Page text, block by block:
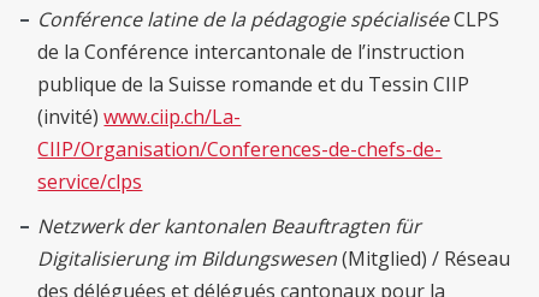
Conférence latine de la pédagogie spécialiséeCLPS
de la Conférence intercantonale de l’instruction
publique de la Suisse romande et du Tessin CIIP
(invité)www.ciip.ch/La-
CIIP/Organisation/Conferences-de-chefs-de-
service/clps
Netzwerk der kantonalen Beauftragten für
Digitalisierung im Bildungswesen(Mitglied) / Réseau
des déléguées et délégués cantonaux pour la